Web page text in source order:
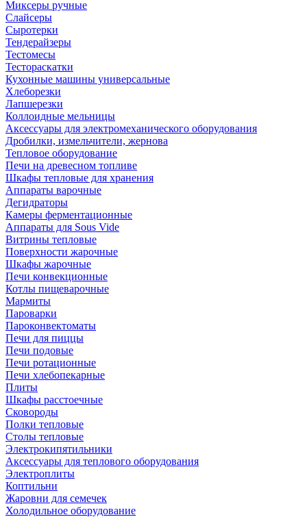
Миксеры ручные
Слайсеры
Сыротерки
Тендерайзеры
Тестомесы
Тестораскатки
Кухонные машины универсальные
Хлеборезки
Лапшерезки
Коллоидные мельницы
Аксессуары для электромеханического оборудования
Дробилки, измельчители, жернова
Тепловое оборудование
Печи на древесном топливе
Шкафы тепловые для хранения
Аппараты варочные
Дегидраторы
Камеры ферментационные
Аппараты для Sous Vide
Витрины тепловые
Поверхности жарочные
Шкафы жарочные
Печи конвекционные
Котлы пищеварочные
Мармиты
Пароварки
Пароконвектоматы
Печи для пиццы
Печи подовые
Печи ротационные
Печи хлебопекарные
Плиты
Шкафы расстоечные
Сковороды
Полки тепловые
Столы тепловые
Электрокипятильники
Аксессуары для теплового оборудования
Электроплиты
Коптильни
Жаровни для семечек
Холодильное оборудование